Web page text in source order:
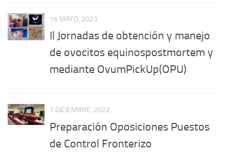
16 MAYO, 2023
Il Jornadas de obtención y manejo
de ovocitos equinospostmortem y
mediante OvumPickUp(OPU)
7 DICIEMBRE, 2022
Preparación Oposiciones Puestos
de Control Fronterizo